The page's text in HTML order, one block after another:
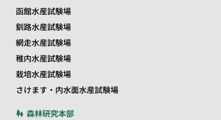
函館水産試験場
釧路水産試験場
網走水産試験場
稚内水産試験場
栽培水産試験場
さけます・内水面水産試験場
森林研究本部